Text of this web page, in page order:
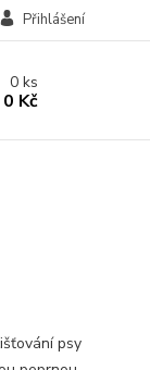
Přihlášení
0ks
0 Kč
psy